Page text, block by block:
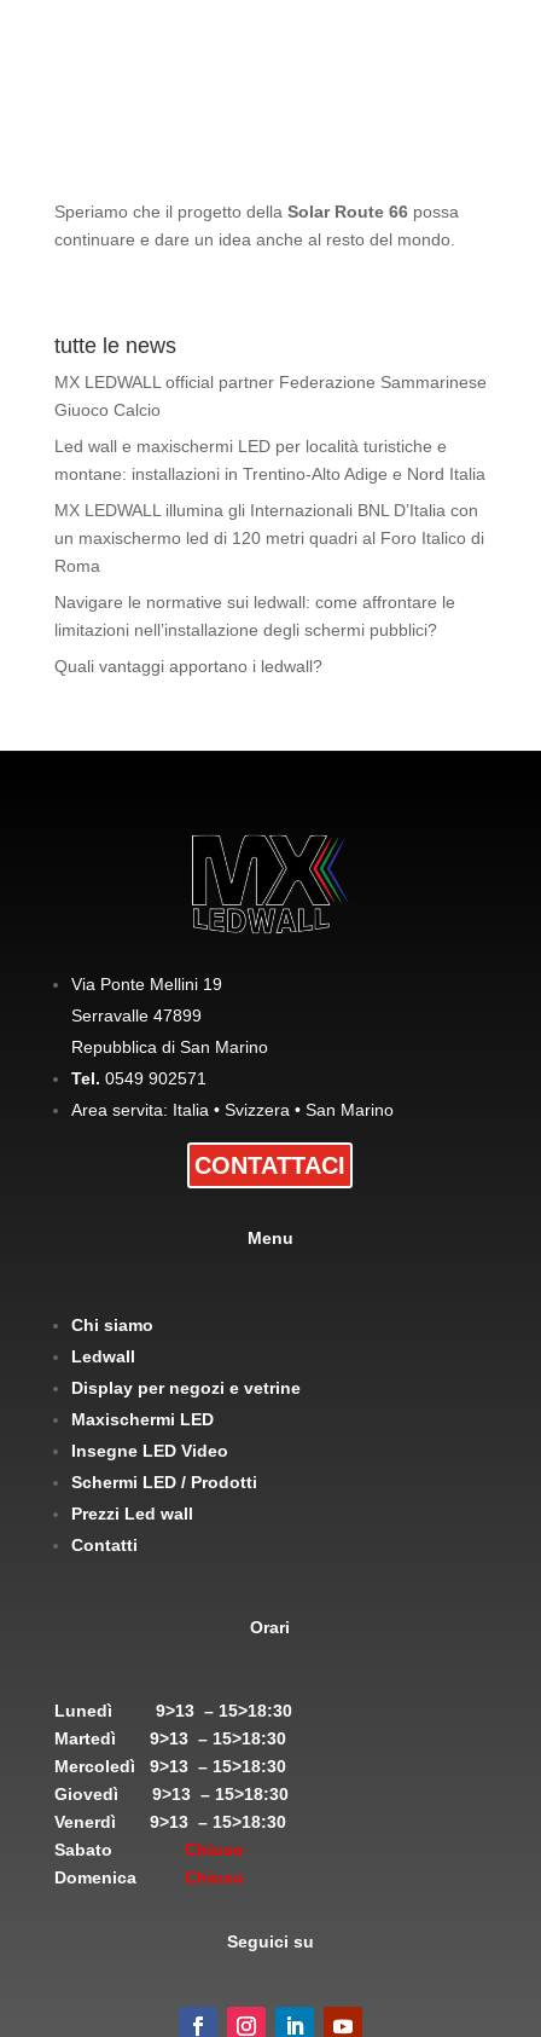
Speriamo che il progetto della Solar Route 66possa
continuare e dare un idea anche al resto del mondo.
tutte le news
MX LEDWALL official partner Federazione Sammarinese
Giuoco Calcio
Led wall e maxischermi LED per località turistiche e
montane: installazioni in Trentino-Alto Adige e Nord Italia
MX LEDWALL illumina gli Internazionali BNL D’Italia con
un maxischermo led di 120 metri quadri al Foro Italico di
Roma
Navigare le normative sui ledwall: come affrontare le
limitazioni nell’installazione degli schermi pubblici?
Quali vantaggi apportano i ledwall?
Via Ponte Mellini 19
Serravalle 47899
Repubblica di San Marino
Tel. 0549 902571
Area servita: Italia • Svizzera • San Marino
CONTATTACI
Menu
Chi siamo
Ledwall
Display per negozi e vetrine
Maxischermi LED
Insegne LED Video
Schermi LED / Prodotti
Prezzi Led wall
Contatti
Orari
Lunedì 9>13 – 15>18:30
Martedì 9>13 – 15>18:30
Mercoledì 9>13 – 15>18:30
Giovedì 9>13 – 15>18:30
Venerdì 9>13 – 15>18:30
Sabato
Chiuso
Domenica
Chiuso
Seguici su